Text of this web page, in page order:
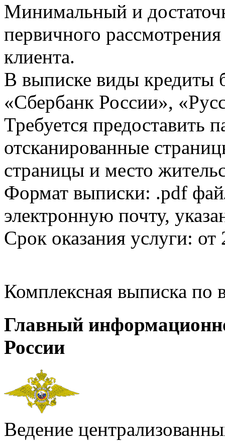
Минимальный и
первичного
клиента.
В выписке виды кредиты
«Сбербанк России»,
Требуется предоставить
отсканированные
страницы и место
Формат выписки: .pdf
электронную почту,
Срок оказания услуги: от
Комплексная выписка
Главный
России
Ведение